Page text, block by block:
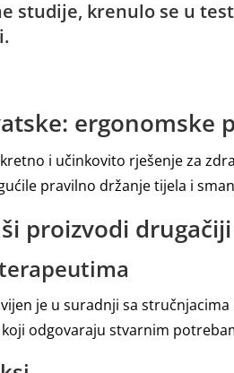
studije, krenulo se u
i učinkovito rješenje za
pravilno držanje tijela i
proizvodi
je u suradnji sa
odgovaraju stvarnim